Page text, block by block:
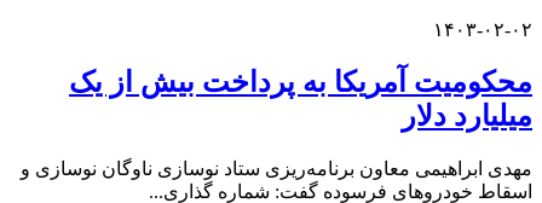
۰۲
آمریکا به پرداخت بیش از یک
دلار
معاون برنامه‌ریزی ستاد نوسازی ناوگان نوسازی و
خودروهای فرسوده گفت: شماره گذاری...